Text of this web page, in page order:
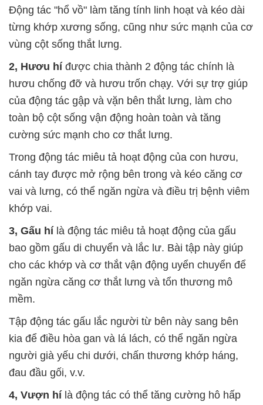
Động tác "hổ vồ" làm tăng tính linh hoạt và kéo dài
từng khớp xương sống, cũng như sức mạnh của cơ
vùng cột sống thắt lưng.
2, Hươu híđược chia thành 2 động tác chính là
hươu chống đỡ và hươu trốn chạy. Với sự trợ giúp
của động tác gập và vặn bên thắt lưng, làm cho
toàn bộ cột sống vận động hoàn toàn và tăng
cường sức mạnh cho cơ thắt lưng.
Trong động tác miêu tả hoạt động của con hươu,
cánh tay được mở rộng bên trong và kéo căng cơ
vai và lưng, có thể ngăn ngừa và điều trị bệnh viêm
khớp vai.
3, Gấu hílà động tác miêu tả hoạt động của gấu
bao gồm gấu di chuyển và lắc lư. Bài tập này giúp
cho các khớp và cơ thắt vận động uyển chuyển để
ngăn ngừa căng cơ thắt lưng và tổn thương mô
mềm.
Tập động tác gấu lắc người từ bên này sang bên
kia để điều hòa gan và lá lách, có thể ngăn ngừa
người già yếu chi dưới, chấn thương khớp háng,
đau đầu gối, v.v.
4, Vượn hílà động tác có thể tăng cường hô hấp